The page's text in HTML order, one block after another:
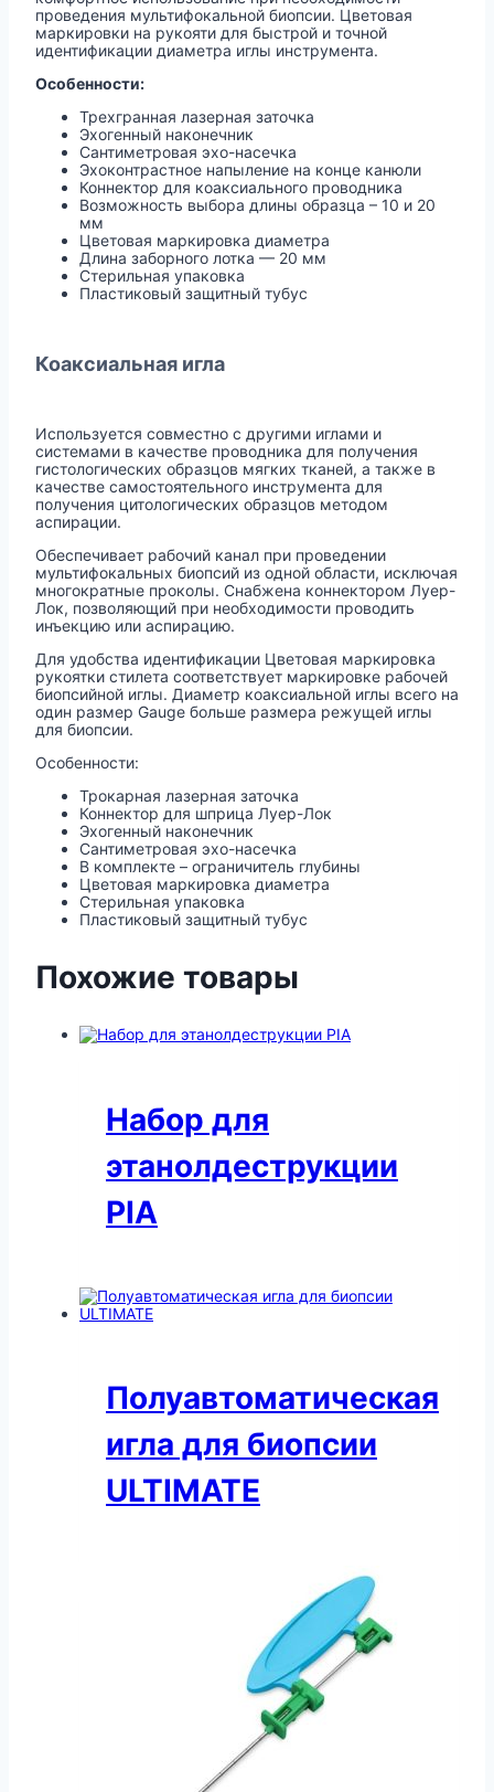
проведения мультифокальной биопсии. Цветовая
маркировки на рукояти для быстрой и точной
идентификации диаметра иглы инструмента.
Особенности:
Трехгранная лазерная заточка
Эхогенный наконечник
Сантиметровая эхо-насечка
Эхоконтрастное напыление на конце канюли
Коннектор для коаксиального проводника
Возможность выбора длины образца – 10 и 20
мм
Цветовая маркировка диаметра
Длина заборного лотка — 20 мм
Стерильная упаковка
Пластиковый защитный тубус
Коаксиальная игла
Используется совместно с другими иглами и
системами в качестве проводника для получения
гистологических образцов мягких тканей, а также в
качестве самостоятельного инструмента для
получения цитологических образцов методом
аспирации.
Обеспечивает рабочий канал при проведении
мультифокальных биопсий из одной области, исключая
многократные проколы. Снабжена коннектором Луер-
Лок, позволяющий при необходимости проводить
инъекцию или аспирацию.
Для удобства идентификации Цветовая маркировка
рукоятки стилета соответствует маркировке рабочей
биопсийной иглы. Диаметр коаксиальной иглы всего на
один размер Gauge больше размера режущей иглы
для биопсии.
Особенности:
Трокарная лазерная заточка
Коннектор для шприца Луер-Лок
Эхогенный наконечник
Сантиметровая эхо-насечка
В комплекте – ограничитель глубины
Цветовая маркировка диаметра
Стерильная упаковка
Пластиковый защитный тубус
Похожие товары
Набор для
этанолдеструкции
PIA
Полуавтоматическая
игла для биопсии
ULTIMATE